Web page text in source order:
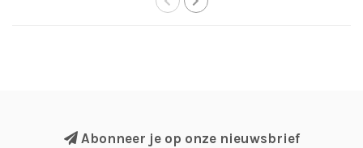
Abonneer je op onze nieuwsbrief